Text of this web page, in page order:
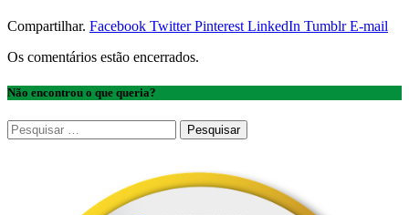
Compartilhar. Facebook Twitter Pinterest LinkedIn Tumblr E-mail
Os comentários estão encerrados.
Não encontrou o que queria?